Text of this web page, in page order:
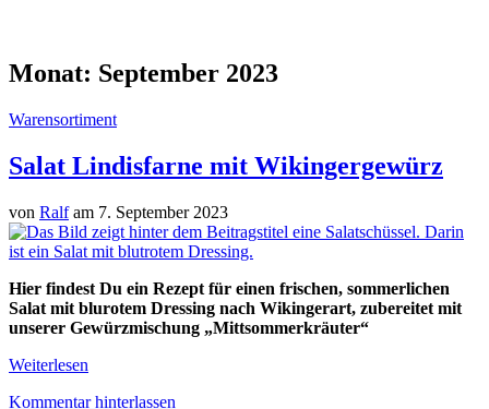
Monat: September 2023
Warensortiment
Salat Lindisfarne mit Wikingergewürz
von Ralfam 7. September 2023
Hier findest Du ein Rezept für einen frischen, sommerlichen
Salat mit blurotem Dressing nach Wikingerart, zubereitet mit
unserer Gewürzmischung „Mittsommerkräuter“
Weiterlesen
Kommentar hinterlassen